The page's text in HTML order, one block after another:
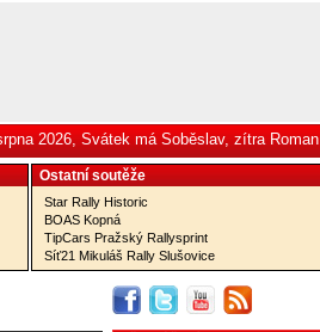
2026, Svátek má Soběslav, zítra Roman
Ostatní­ soutěže
Star Rally Historic
BOAS Kopná
TipCars Pražský Rallysprint
Síť21 Mikuláš Rally Slušovice